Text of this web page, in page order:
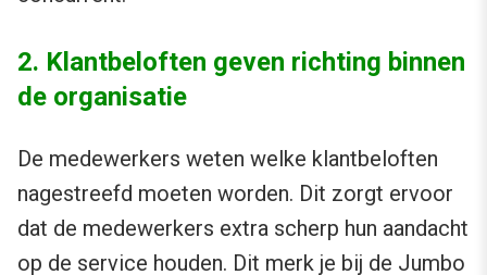
2. Klantbeloften geven richting binnen
de organisatie
De medewerkers weten welke klantbeloften
nagestreefd moeten worden. Dit zorgt ervoor
dat de medewerkers extra scherp hun aandacht
op de service houden. Dit merk je bij de Jumbo